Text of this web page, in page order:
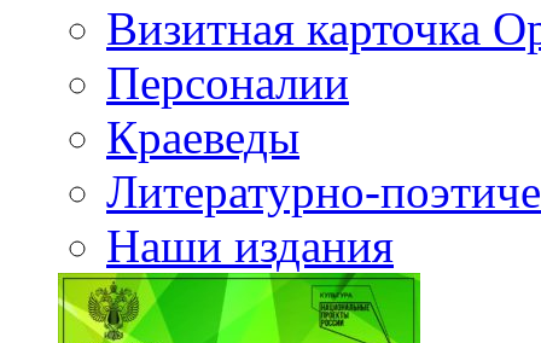
Визитная карточка
Персоналии
Краеведы
Литературно-
Наши издания